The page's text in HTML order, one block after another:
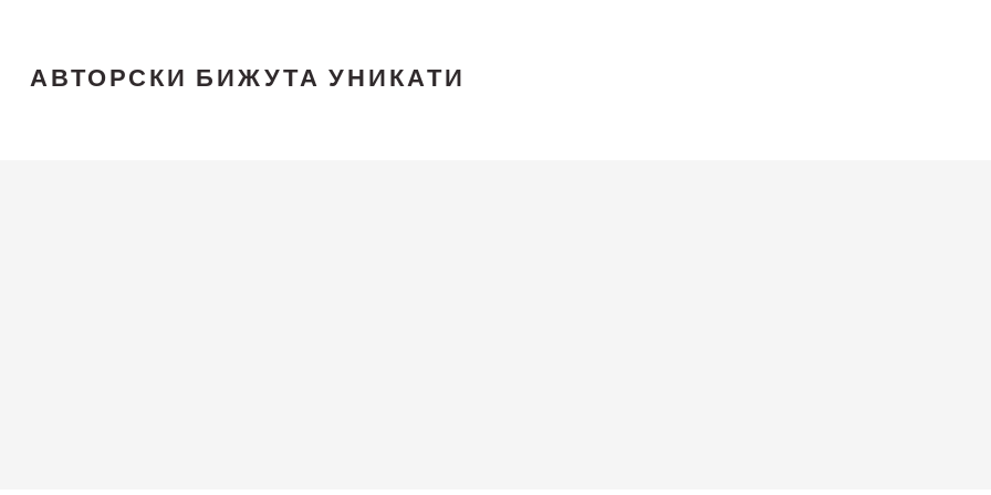
АВТОРСКИ БИЖУТА УНИКАТИ